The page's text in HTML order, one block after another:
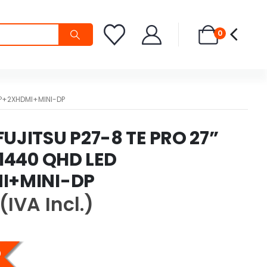
0
DP
P27-8 TE PRO 27”
QHD LED
DP
(IVA Incl.)